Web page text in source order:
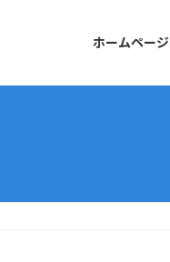
ホームページ